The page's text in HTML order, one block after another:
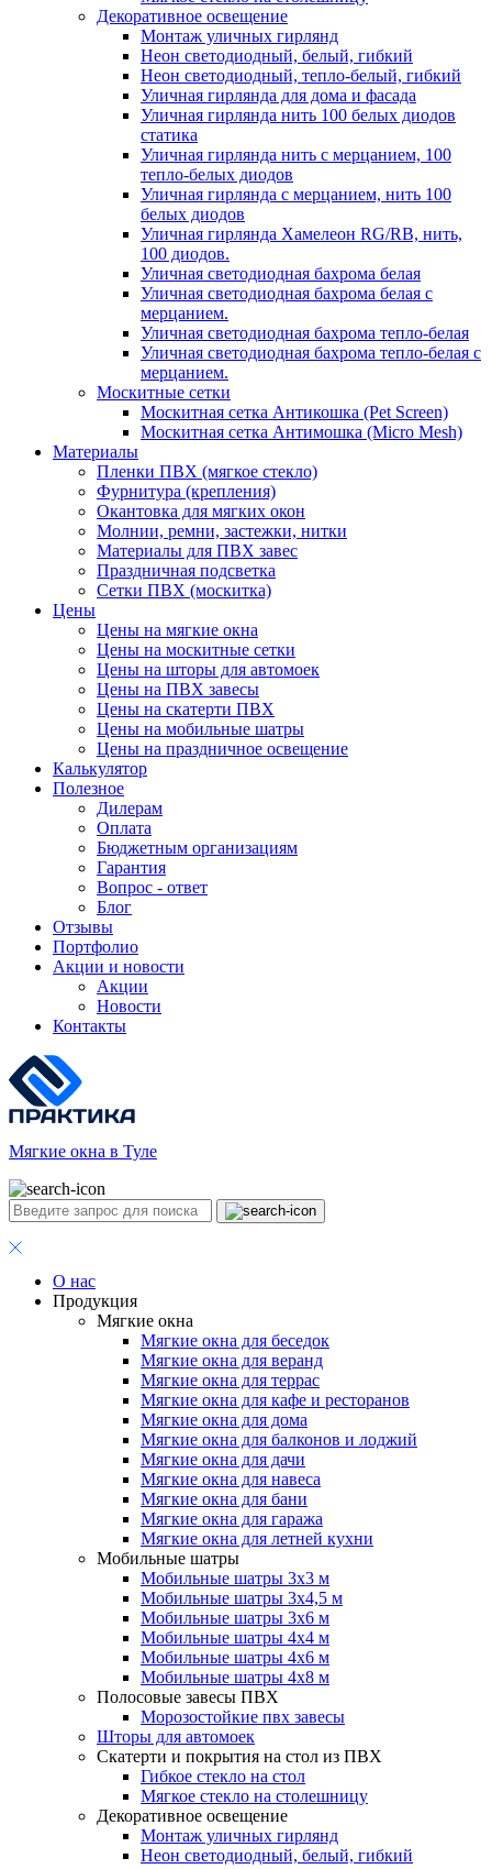
Декоративное освещение
Монтаж уличных гирлянд
Неон светодиодный, белый, гибкий
Неон светодиодный, тепло-белый, гибкий
Уличная гирлянда для дома и фасада
Уличная гирлянда нить 100 белых диодов
статика
Уличная гирлянда нить с мерцанием, 100
тепло-белых диодов
Уличная гирлянда с мерцанием, нить 100
белых диодов
Уличная гирлянда Хамелеон RG/RB, нить,
100 диодов.
Уличная светодиодная бахрома белая
Уличная светодиодная бахрома белая с
мерцанием.
Уличная светодиодная бахрома тепло-белая
Уличная светодиодная бахрома тепло-белая с
мерцанием.
Москитные сетки
Москитная сетка Антикошка (Pet Screen)
Москитная сетка Антимошка (Micro Mesh)
Материалы
Пленки ПВХ (мягкое стекло)
Фурнитура (крепления)
Окантовка для мягких окон
Молнии, ремни, застежки, нитки
Материалы для ПВХ завес
Праздничная подсветка
Сетки ПВХ (москитка)
Цены
Цены на мягкие окна
Цены на москитные сетки
Цены на шторы для автомоек
Цены на ПВХ завесы
Цены на скатерти ПВХ
Цены на мобильные шатры
Цены на праздничное освещение
Калькулятор
Полезное
Дилерам
Оплата
Бюджетным организациям
Гарантия
Вопрос - ответ
Блог
Отзывы
Портфолио
Акции и новости
Акции
Новости
Контакты
Мягкие окна в Туле
О нас
Продукция
Мягкие окна
Мягкие окна для беседок
Мягкие окна для веранд
Мягкие окна для террас
Мягкие окна для кафе и ресторанов
Мягкие окна для дома
Мягкие окна для балконов и лоджий
Мягкие окна для дачи
Мягкие окна для навеса
Мягкие окна для бани
Мягкие окна для гаража
Мягкие окна для летней кухни
Мобильные шатры
Мобильные шатры 3х3 м
Мобильные шатры 3х4,5 м
Мобильные шатры 3х6 м
Мобильные шатры 4х4 м
Мобильные шатры 4х6 м
Мобильные шатры 4х8 м
Полосовые завесы ПВХ
Морозостойкие пвх завесы
Шторы для автомоек
Скатерти и покрытия на стол из ПВХ
Гибкое стекло на стол
Мягкое стекло на столешницу
Декоративное освещение
Монтаж уличных гирлянд
Неон светодиодный, белый, гибкий